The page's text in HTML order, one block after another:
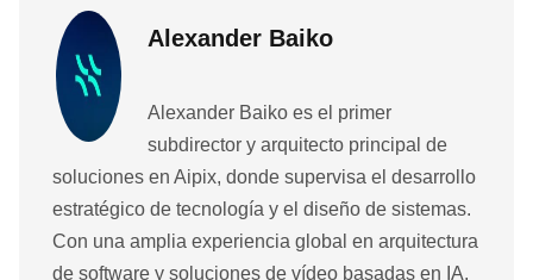
Alexander Baiko
Alexander Baiko es el primer
subdirector y arquitecto principal de
soluciones en Aipix, donde supervisa el desarrollo
estratégico de tecnología y el diseño de sistemas.
Con una amplia experiencia global en arquitectura
de software y soluciones de vídeo basadas en IA,